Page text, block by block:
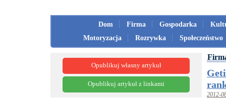
Dom Firma Gospodarka
Motoryzacja
Rozrywka Społeczeństwo
2012-
Opublikuj własny artykuł
Opublikuj artykuł z linkami